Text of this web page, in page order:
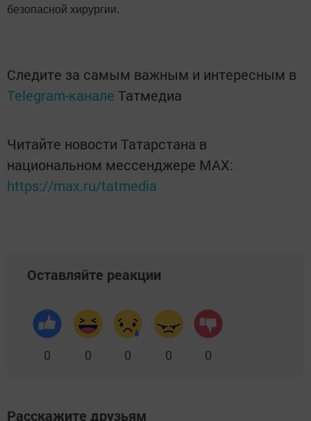
безопасной хирургии.
Следите за самым важным и интересным в
Telegram-канале Татмедиа
Читайте новости Татарстана в
национальном мессенджере MАХ:
https://max.ru/tatmedia
Оставляйте реакции
0 0 0 0 0
Расскажите друзьям